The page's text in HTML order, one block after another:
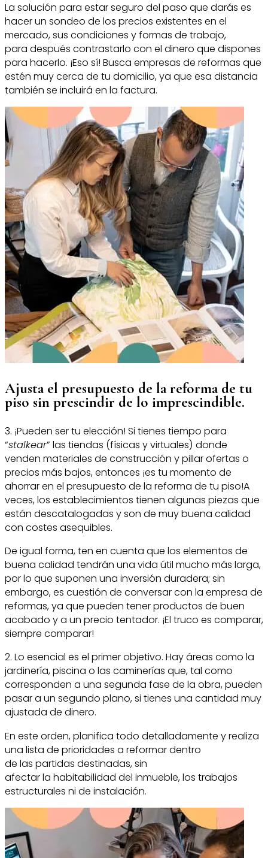
La solución para estar seguro del paso que darás es
hacer un sondeo de los precios existentes en el
mercado, sus condiciones y formas de trabajo,
para después contrastarlo con el dinero que dispones
para hacerlo. ¡Eso sí! Busca empresas de reformas que
estén muy cerca de tu domicilio, ya que esa distancia
también se incluirá en la factura.
Ajusta el presupuesto de la reforma de tu
piso sin prescindir de lo imprescindible.
3. ¡Pueden ser tu elección! Si tienes tiempo para
“stalkear” las tiendas (físicas y virtuales) donde
venden materiales de construcción y pillar ofertas o
precios más bajos, entonces ¡es tu momento de
ahorrar en el presupuesto de la reforma de tu piso!A
veces, los establecimientos tienen algunas piezas que
están descatalogadas y son de muy buena calidad
con costes asequibles.
De igual forma, ten en cuenta que los elementos de
buena calidad tendrán una vida útil mucho más larga,
por lo que suponen una inversión duradera; sin
embargo, es cuestión de conversar con la empresa de
reformas, ya que pueden tener productos de buen
acabado y a un precio tentador. ¡El truco es comparar,
siempre comparar!
2. Lo esencial es el primer objetivo. Hay áreas como la
jardinería, piscina o las caminerías que, tal como
corresponden a una segunda fase de la obra, pueden
pasar a un segundo plano, si tienes una cantidad muy
ajustada de dinero.
En este orden, planifica todo detalladamente y realiza
una lista de prioridades a reformar dentro
de las partidas destinadas, sin
afectar la habitabilidad del inmueble, los trabajos
estructurales ni de instalación.